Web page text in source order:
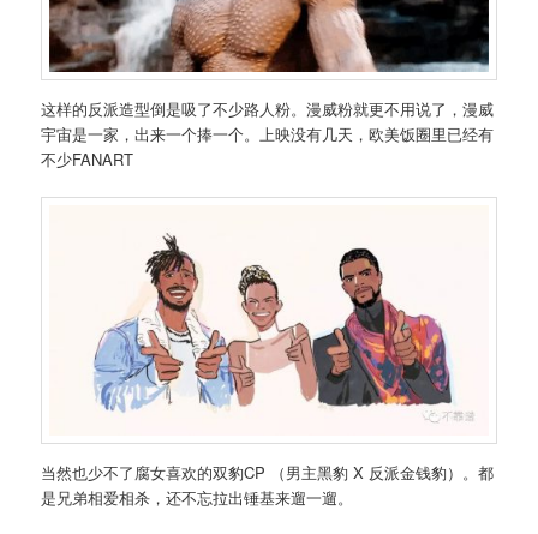
这样的反派造型倒是吸了不少路人粉。漫威粉就更不用说了，漫威
宇宙是一家，出来一个捧一个。上映没有几天，欧美饭圈里已经有
不少FANART
当然也少不了腐女喜欢的双豹CP （男主黑豹 X 反派金钱豹）。都
是兄弟相爱相杀，还不忘拉出锤基来遛一遛。